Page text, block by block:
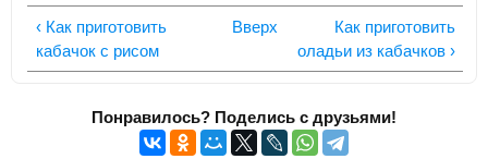
‹ Как приготовить
кабачок с рисом
Вверх
Как приготовить
оладьи из кабачков ›
Понравилось? Поделись с друзьями!